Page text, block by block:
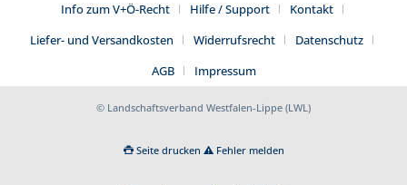
Info zum V+Ö-Recht
Hilfe / Support
Kontakt
Liefer- und Versandkosten
Widerrufsrecht
Datenschutz
AGB
Impressum
© Landschaftsverband Westfalen-Lippe (LWL)
Seite drucken Fehler melden